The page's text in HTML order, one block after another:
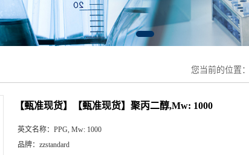
您当前的位置：
【甄准现货】【甄准现货】聚丙二醇,Mw: 1000
英文名称： PPG, Mw: 1000
品牌： zzstandard